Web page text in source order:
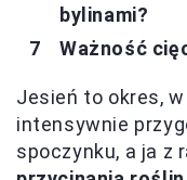
bylinami?
Ważność
Jesień to okres,
intensywnie
spoczynku, a ja z